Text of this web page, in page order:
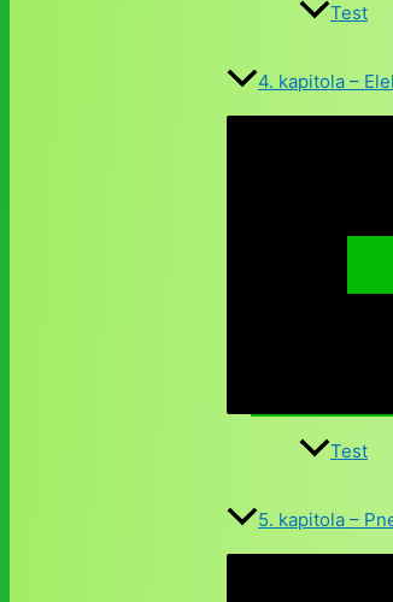
Test
4. kapitola –
Test
5. kapitola –